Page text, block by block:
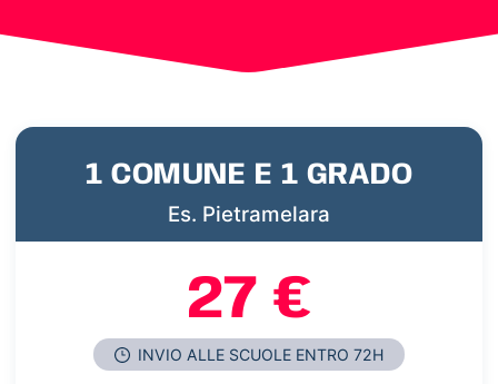
1 COMUNE E 1 GRADO
Es. Pietramelara
27 €
INVIO ALLE SCUOLE ENTRO 72H